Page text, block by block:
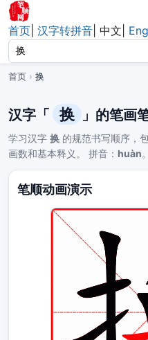
首页 汉字转拼音 中文
首页 › 换
汉字「 换 」的笔画
学习汉字 换 的规范书写顺序，
画数和基本释义。 拼音： huàn。
笔顺动画演示